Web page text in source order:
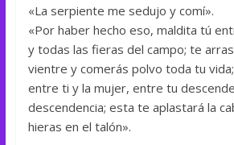
«La serpiente me sedujo y comí».
«Por haber hecho eso, maldita tú
y todas las fieras del campo; te
vientre y comerás polvo toda tu
entre ti y la mujer, entre tu
descendencia; esta te aplastará la
hieras en el talón».